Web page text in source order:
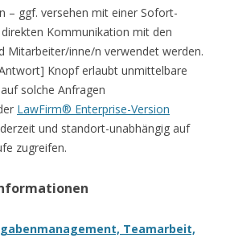
– ggf. versehen mit einer Sofort-
Kommunikation mit den
Mitarbeiter/inne/n verwendet werden.
Knopf erlaubt unmittelbare
solche Anfragen
LawFirm® Enterprise-Version
und standort-unabhängig auf
zugreifen.
Teamarbeit,